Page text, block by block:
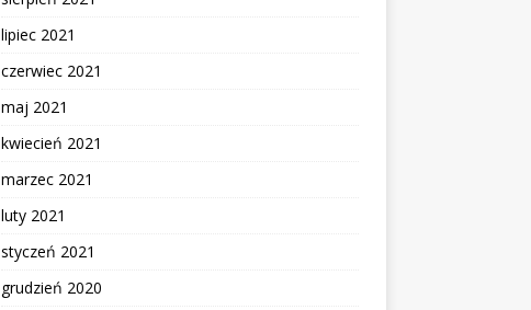
lipiec 2021
czerwiec 2021
maj 2021
kwiecień 2021
marzec 2021
luty 2021
styczeń 2021
grudzień 2020